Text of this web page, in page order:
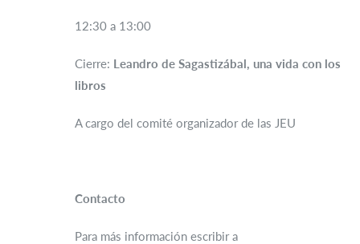
12:30 a 13:00
Cierre: Leandro de Sagastizábal, una vida con los
libros
A cargo del comité organizador de las JEU
Contacto
Para más información escribir a